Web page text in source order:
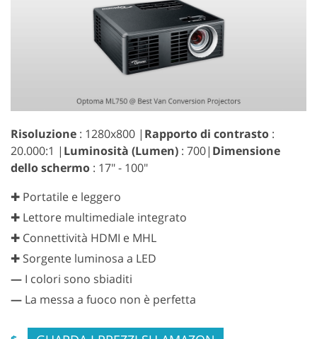
Risoluzione : 1280x800 | Rapporto di contrasto :
20.000:1 | Luminosità (Lumen) : 700| Dimensione
dello schermo : 17" - 100"
✚ Portatile e leggero
✚ Lettore multimediale integrato
✚ Connettività HDMI e MHL
✚ Sorgente luminosa a LED
— I colori sono sbiaditi
— La messa a fuoco non è perfetta